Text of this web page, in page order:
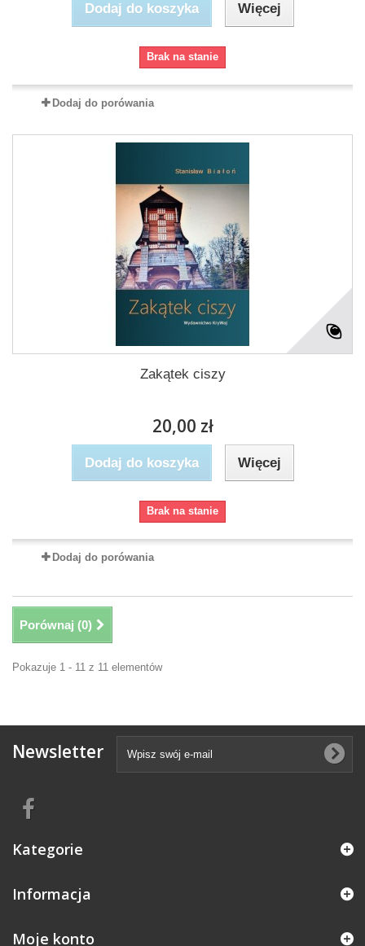
Dodaj do koszyka Więcej
Brak na stanie
Dodaj do porówania
Zakątek ciszy
20,00 zł
Dodaj do koszyka Więcej
Brak na stanie
Dodaj do porówania
Porównaj (0)
Pokazuje 1 - 11 z 11 elementów
Newsletter
Kategorie
Informacja
Moje konto